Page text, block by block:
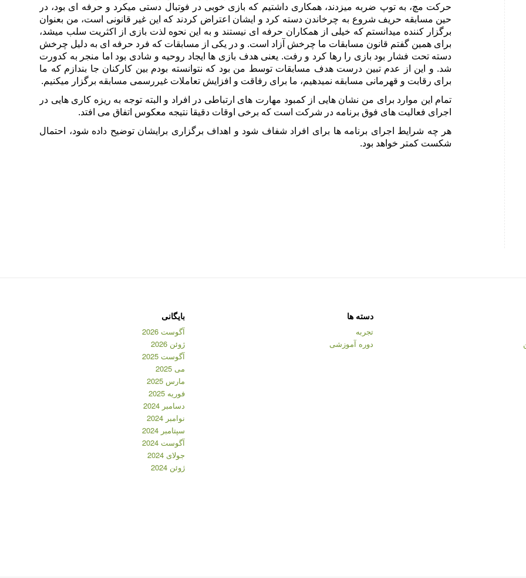
حرکت مچ، به توپ ضربه میزدند، همکاری داشتیم که بازی خوبی در فوتبال دستی میکرد و حرفه ای بود، در
حین مسابقه حریف شروع به چرخاندن دسته کرد و ایشان اعتراض کردند که این غیر قانونی است، من بعنوان
برگزار کننده میدانستم که خیلی از همکاران حرفه ای نیستند و به این نحوه لذت بازی از اکثریت سلب میشد،
برای همین گفتم قانون مسابقات ما چرخش آزاد است. و در یکی از مسابقات که فرد حرفه ای به دلیل چرخش
دسته تحت فشار بود بازی را رها کرد و رفت. یعنی هدف بازی ها ایجاد روحیه و شادی بود اما منجر به کدورت
شد. و این از عدم تبین درست هدف مسابقات توسط من بود که نتوانسته بودم بین کارکنان جا بندازم که ما
برای رقابت و قهرمانی مسابقه نمیدهیم، ما برای رفاقت و افزایش تعاملات غیررسمی مسابقه برگزار میکنیم.
تمام این موارد برای من نشان هایی از کمبود مهارت های ارتباطی در افراد و البته توجه به ریزه کاری هایی در
اجرای فعالیت های فوق برنامه در شرکت است که برخی اوقات دقیقا نتیجه معکوس اتفاق می افتد.
هر چه شرایط اجرای برنامه ها برای افراد شفاف شود و اهداف برگزاری برایشان توضیح داده شود، احتمال
شکست کمتر خواهد بود.
دسته ها
تجربه
دوره آموزشی
بایگانی
آگوست 2026
ژوئن 2026
آگوست 2025
می 2025
مارس 2025
فوریه 2025
دسامبر 2024
نوامبر 2024
سپتامبر 2024
آگوست 2024
جولای 2024
ژوئن 2024